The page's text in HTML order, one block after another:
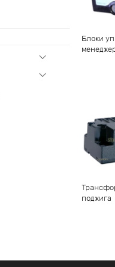
Блоки
поджига